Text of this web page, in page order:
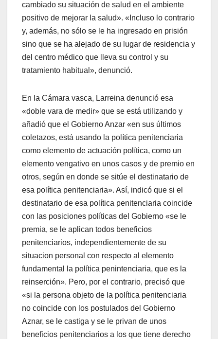
cambiado su situación de salud en el ambiente
positivo de mejorar la salud». «Incluso lo contrario
y, además, no sólo se le ha ingresado en prisión
sino que se ha alejado de su lugar de residencia y
del centro médico que lleva su control y su
tratamiento habitual», denunció.
En la Cámara vasca, Larreina denunció esa
«doble vara de medir» que se está utilizando y
añadió que el Gobierno Anzar «en sus últimos
coletazos, está usando la polí­tica penitenciaria
como elemento de actuación polí­tica, como un
elemento vengativo en unos casos y de premio en
otros, según en donde se sitúe el destinatario de
esa polí­tica penitenciaria». Así­, indicó que si el
destinatario de esa polí­tica penitenciaria coincide
con las posiciones polí­ticas del Gobierno «se le
premia, se le aplican todos beneficios
penitenciarios, independientemente de su
situacion personal con respecto al elemento
fundamental la polí­tica penintenciaria, que es la
reinserción». Pero, por el contrario, precisó que
«si la persona objeto de la polí­tica penitenciaria
no coincide con los postulados del Gobierno
Aznar, se le castiga y se le privan de unos
beneficios penitenciarios a los que tiene derecho